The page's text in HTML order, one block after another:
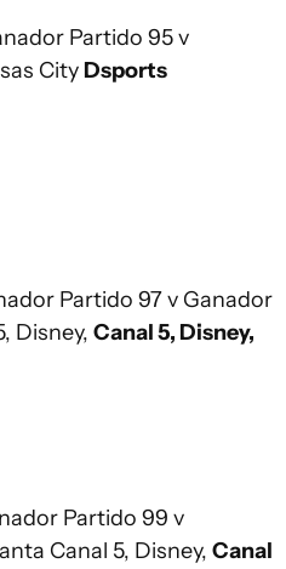
Partido 95 v
City Dsports
Partido 97 v Ganador
Disney, Canal 5, Disney,
Partido 99 v
Canal 5, Disney, Canal